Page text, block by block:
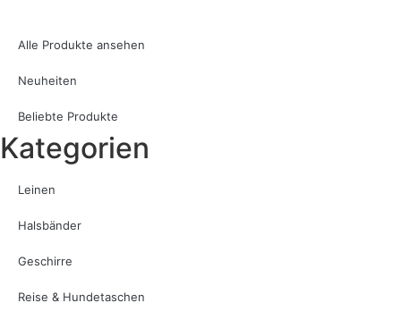
Alle Produkte ansehen
Neuheiten
Beliebte Produkte
Kategorien
Leinen
Halsbänder
Geschirre
Reise & Hundetaschen